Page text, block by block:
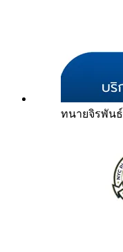
ทนายจิรพันธ์